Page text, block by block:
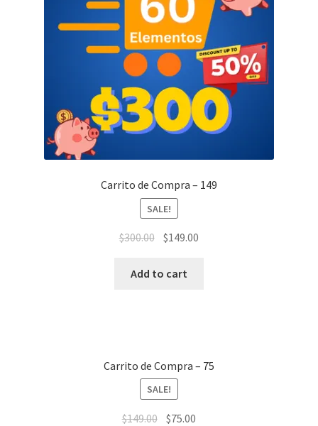
Carrito de Compra – 149
SALE!
$300.00 $149.00
Add to cart
Carrito de Compra – 75
SALE!
$149.00 $75.00